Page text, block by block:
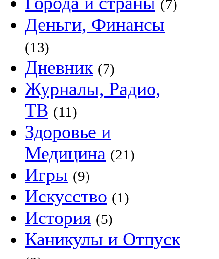
(7)
Деньги, Финансы
(13)
Дневник (7)
Журналы, Радио,
ТВ (11)
Здоровье и
Медицина (21)
Игры (9)
Искусство (1)
История (5)
Каникулы и Отпуск